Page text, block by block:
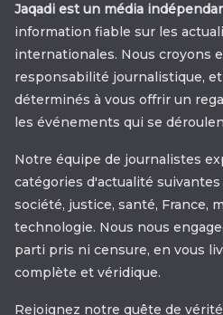
Jaqadi est un média
information fiable sur les
internationales. Nous croyons
responsabilité journalistique,
déterminés à vous offrir un
les événements qui se
Notre équipe de journalistes
catégories d'actualité
société, justice, santé, France,
technologie. Nous nous
parti pris ni censure, en vous
complète et véridique.
Rejoignez notre quête de